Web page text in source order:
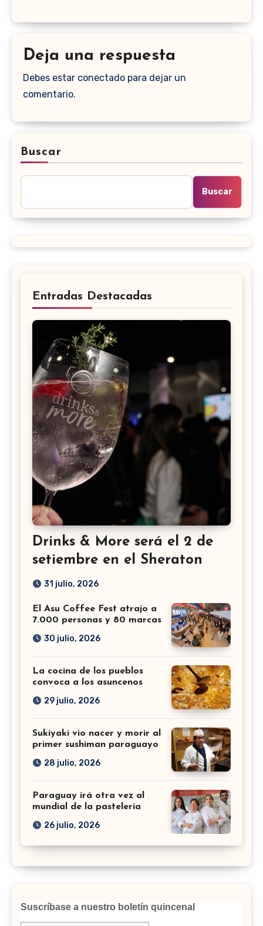
Deja una respuesta
Debes estar conectado para dejar un
comentario.
Buscar
Buscar
Entradas Destacadas
Drinks & More será el 2 de
setiembre en el Sheraton
31 julio, 2026
El Asu Coffee Fest atrajo a
7.000 personas y 80 marcas
30 julio, 2026
La cocina de los pueblos
convoca a los asuncenos
29 julio, 2026
Sukiyaki vio nacer y morir al
primer sushiman paraguayo
28 julio, 2026
Paraguay irá otra vez al
mundial de la pastelería
26 julio, 2026
Suscríbase a nuestro boletín quincenal